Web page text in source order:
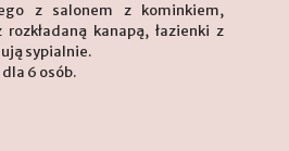
z salonem z kominkiem,
kanapą, łazienki z
sypialnie.
6 osób.